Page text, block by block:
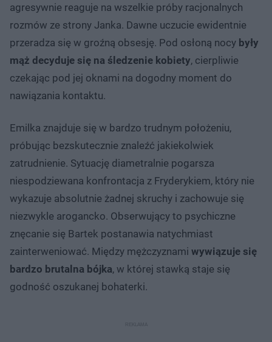
agresywnie reaguje na wszelkie próby racjonalnych
rozmów ze strony Janka. Dawne uczucie ewidentnie
przeradza się w groźną obsesję. Pod osłoną nocy były
mąż decyduje się na śledzenie kobiety, cierpliwie
czekając pod jej oknami na dogodny moment do
nawiązania kontaktu.
Emilka znajduje się w bardzo trudnym położeniu,
próbując bezskutecznie znaleźć jakiekolwiek
zatrudnienie. Sytuację diametralnie pogarsza
niespodziewana konfrontacja z Fryderykiem, który nie
wykazuje absolutnie żadnej skruchy i zachowuje się
niezwykle arogancko. Obserwujący to psychiczne
znęcanie się Bartek postanawia natychmiast
zainterweniować. Między mężczyznami wywiązuje się
bardzo brutalna bójka, w której stawką staje się
godność oszukanej bohaterki.